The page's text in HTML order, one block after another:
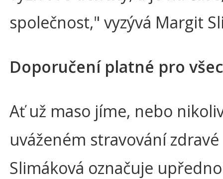
společnost," vyzývá Margit
Doporučení platné pro
Ať už maso jíme, nebo
uváženém stravování
Slimáková označuje